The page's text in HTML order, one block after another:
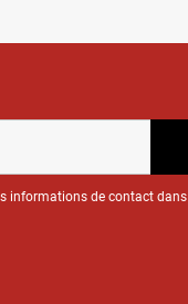
informations de contact